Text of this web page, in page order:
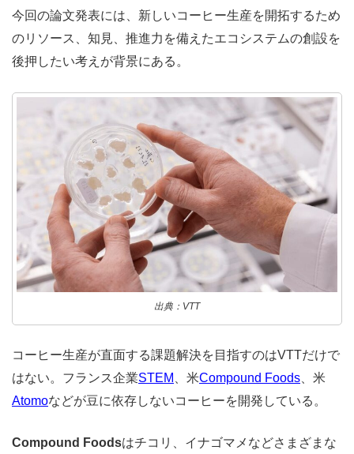
今回の論文発表には、新しいコーヒー生産を開拓するため
のリソース、知見、推進力を備えたエコシステムの創設を
後押したい考えが背景にある。
出典：VTT
コーヒー生産が直面する課題解決を目指すのはVTTだけで
はない。フランス企業STEM 、米Compound Foods 、米
Atomoなどが豆に依存しないコーヒーを開発している。
Compound Foodsはチコリ、イナゴマメなどさまざまな